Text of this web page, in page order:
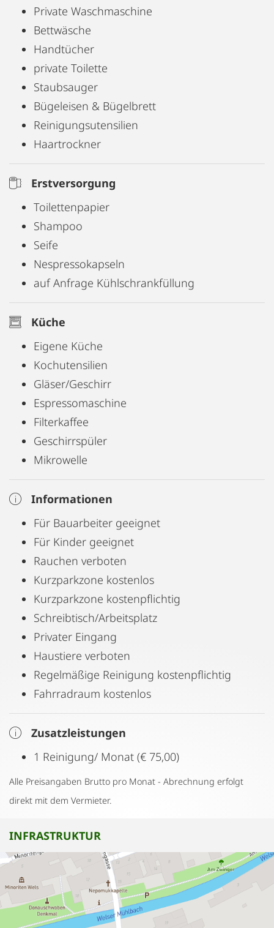
Private Waschmaschine
Bettwäsche
Handtücher
private Toilette
Staubsauger
Bügeleisen & Bügelbrett
Reinigungsutensilien
Haartrockner
Erstversorgung
Toilettenpapier
Shampoo
Seife
Nespressokapseln
auf Anfrage Kühlschrankfüllung
Küche
Eigene Küche
Kochutensilien
Gläser/Geschirr
Espressomaschine
Filterkaffee
Geschirrspüler
Mikrowelle
Informationen
Für Bauarbeiter geeignet
Für Kinder geeignet
Rauchen verboten
Kurzparkzone kostenlos
Kurzparkzone kostenpflichtig
Schreibtisch/Arbeitsplatz
Privater Eingang
Haustiere verboten
Regelmäßige Reinigung kostenpflichtig
Fahrradraum kostenlos
Zusatzleistungen
1 Reinigung/ Monat (€ 75,00)
Alle Preisangaben Brutto pro Monat - Abrechnung erfolgt
direkt mit dem Vermieter.
INFRASTRUKTUR